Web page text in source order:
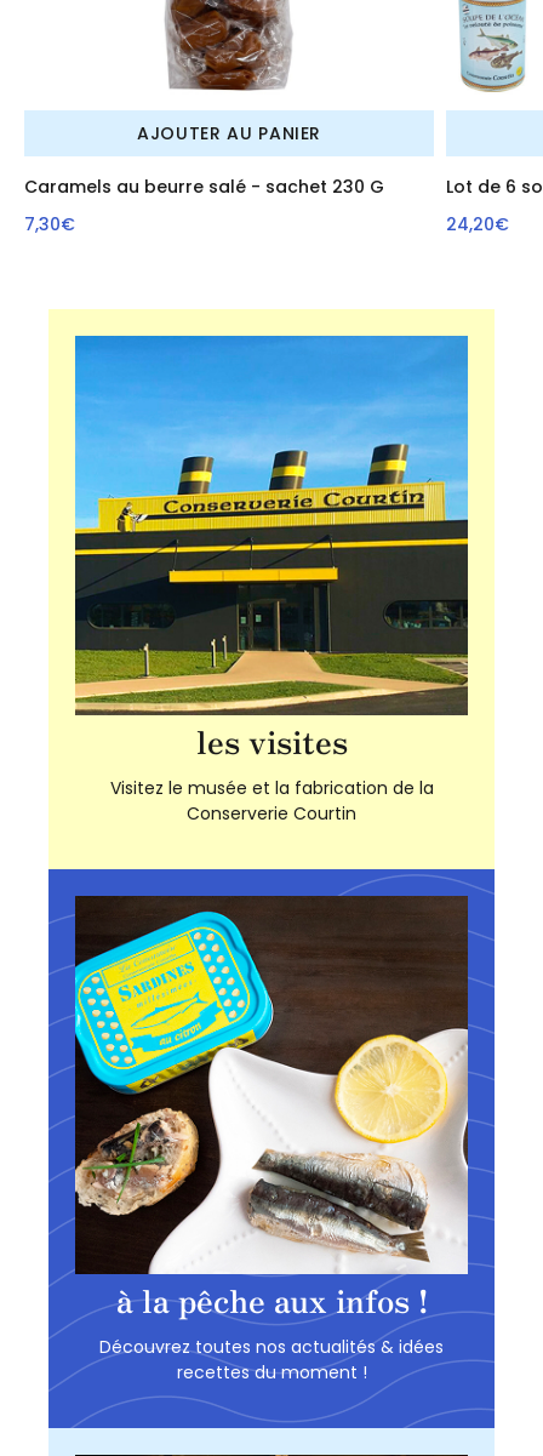
AJOUTER AU PANIER
Caramels au beurre salé - sachet 230 G
7,30€
Lot de 6
24,20€
les visites
Visitez le musée et la fabrication de la
Conserverie Courtin
à la pêche aux infos !
Découvrez toutes nos actualités & idées
recettes du moment !